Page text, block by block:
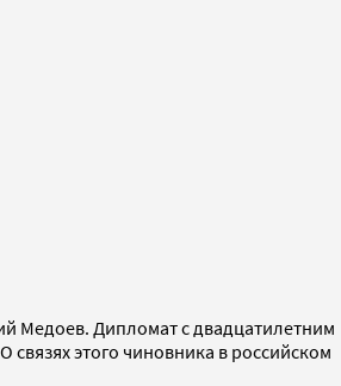
Медоев. Дипломат с двадцатилетним
этого чиновника в российском